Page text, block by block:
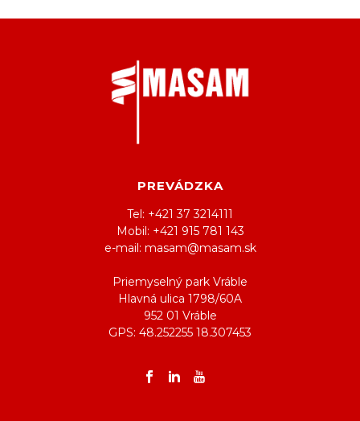
PREVÁDZKA
Tel: +421 37 3214111
Mobil: +421 915 781 143
e-mail: masam@masam.sk
Priemyselný park Vráble
Hlavná ulica 1798/60A
952 01 Vráble
GPS: 48.252255 18.307453